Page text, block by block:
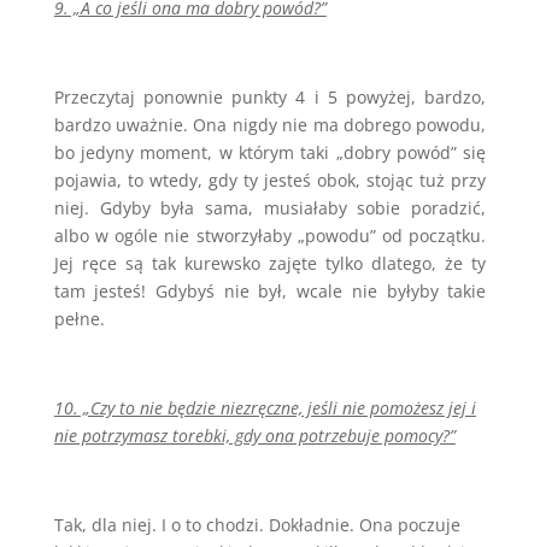
9. „A co jeśli ona ma dobry powód?”
Przeczytaj ponownie punkty 4 i 5 powyżej, bardzo,
bardzo uważnie. Ona nigdy nie ma dobrego powodu,
bo jedyny moment, w którym taki „dobry powód” się
pojawia, to wtedy, gdy ty jesteś obok, stojąc tuż przy
niej. Gdyby była sama, musiałaby sobie poradzić,
albo w ogóle nie stworzyłaby „powodu” od początku.
Jej ręce są tak kurewsko zajęte tylko dlatego, że ty
tam jesteś! Gdybyś nie był, wcale nie byłyby takie
pełne.
10. „Czy to nie będzie niezręczne, jeśli nie pomożesz jej i
nie potrzymasz torebki, gdy ona potrzebuje pomocy?”
Tak, dla niej. I o to chodzi. Dokładnie. Ona poczuje